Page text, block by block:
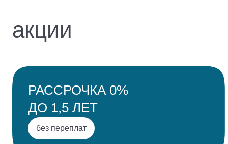
инфраструктура
кладовые
отделка квартир
расположение
акции
РАССРОЧКА 0%
ДО 1,5 ЛЕТ
без переплат